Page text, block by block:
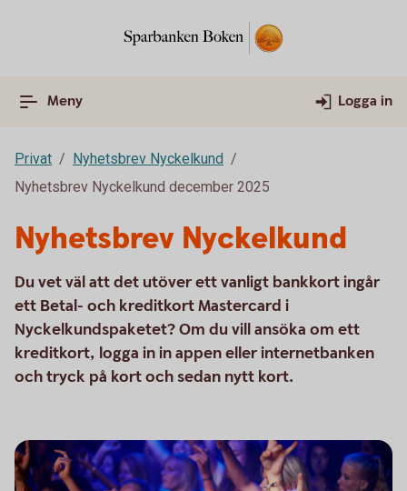
Meny Logga in
Privat
Nyhetsbrev Nyckelkund
Nyhetsbrev Nyckelkund december 2025
Nyhetsbrev Nyckelkund
Du vet väl att det utöver ett vanligt bankkort ingår
ett Betal- och kreditkort Mastercard i
Nyckelkundspaketet? Om du vill ansöka om ett
kreditkort, logga in in appen eller internetbanken
och tryck på kort och sedan nytt kort.